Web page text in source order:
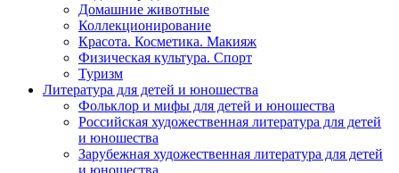
Домашние животные
Коллекционирование
Красота. Косметика. Макияж
Физическая культура. Спорт
Туризм
Литература для детей и юношества
Фольклор и мифы для детей и юношества
Российская художественная литература для детей
и юношества
Зарубежная художественная литература для детей
и юношества